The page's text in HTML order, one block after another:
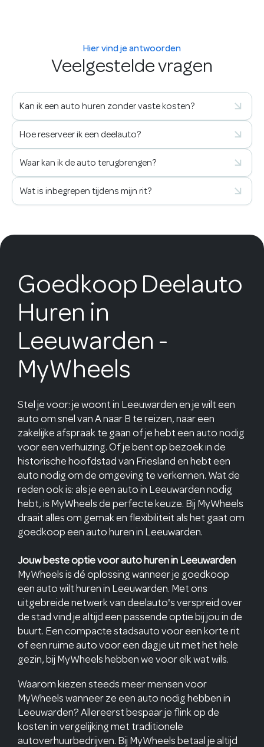
Hier vind je antwoorden
Veelgestelde vragen
Kan ik een auto huren zonder vaste kosten?
Hoe reserveer ik een deelauto?
Waar kan ik de auto terugbrengen?
Wat is inbegrepen tijdens mijn rit?
Goedkoop Deelauto
Huren in
Leeuwarden -
MyWheels
Stel je voor: je woont in Leeuwarden en je wilt een
auto om snel van A naar B te reizen, naar een
zakelijke afspraak te gaan of je hebt een auto nodig
voor een verhuizing. Of je bent op bezoek in de
historische hoofdstad van Friesland en hebt een
auto nodig om de omgeving te verkennen. Wat de
reden ook is: als je een auto in Leeuwarden nodig
hebt, is MyWheels de perfecte keuze. Bij MyWheels
draait alles om gemak en flexibiliteit als het gaat om
goedkoop een auto huren in Leeuwarden.
Jouw beste optie voor auto huren in Leeuwarden
MyWheels is dé oplossing wanneer je goedkoop
een auto wilt huren in Leeuwarden. Met ons
uitgebreide netwerk van deelauto's verspreid over
de stad vind je altijd een passende optie bij jou in de
buurt. Een compacte stadsauto voor een korte rit
of een ruime auto voor een dagje uit met het hele
gezin, bij MyWheels hebben we voor elk wat wils.
Waarom kiezen steeds meer mensen voor
MyWheels wanneer ze een auto nodig hebben in
Leeuwarden? Allereerst bespaar je flink op de
kosten in vergelijking met traditionele
autoverhuurbedrijven. Bij MyWheels betaal je altijd